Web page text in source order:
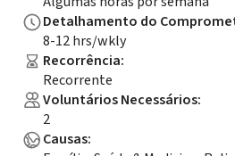
Detalhamento do
8-12 hrs/wkly
Recorrência:
Recorrente
Voluntários Necessários:
2
Causas: